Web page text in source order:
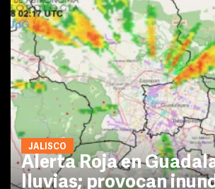
JALISCO
Alerta Roja en
lluvias; provocan